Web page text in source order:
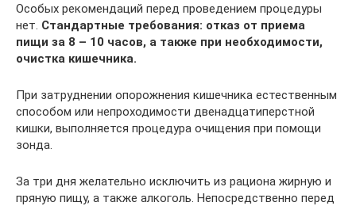
Особых рекомендаций перед проведением процедуры
нет. Стандартные требования: отказ от приема
пищи за 8 – 10 часов, а также при необходимости,
очистка кишечника.
При затруднении опорожнения кишечника естественным
способом или непроходимости двенадцатиперстной
кишки, выполняется процедура очищения при помощи
зонда.
За три дня желательно исключить из рациона жирную и
пряную пищу, а также алкоголь. Непосредственно перед